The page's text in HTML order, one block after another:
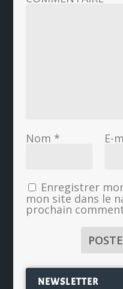
Nom * E-
Enregistrer
mon site dans le
prochain
NEWSLETTER